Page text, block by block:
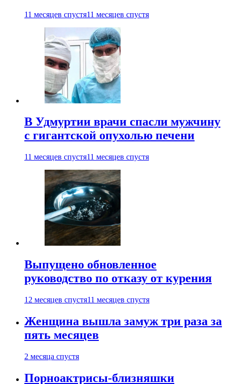
11 месяцев спустя11 месяцев спустя
В Удмуртии врачи спасли мужчину
с гигантской опухолью печени
11 месяцев спустя11 месяцев спустя
Выпущено обновленное
руководство по отказу от курения
12 месяцев спустя11 месяцев спустя
Женщина вышла замуж три раза за
пять месяцев
2 месяца спустя
Порноактрисы-близняшки